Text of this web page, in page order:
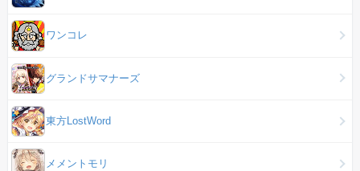
ワンコレ
グランドサマナーズ
東方LostWord
メメントモリ